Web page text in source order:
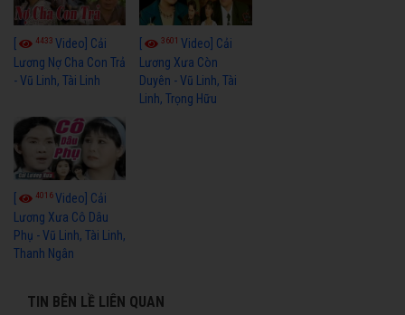
4433 Video] Cải
Lương Nợ Cha Con Trả
- Vũ Linh, Tài Linh
3601Video] Cải
Lương Xưa Còn
Duyên - Vũ Linh, Tài
Linh, Trọng Hữu
[ 4016Video] Cải
Lương Xưa Cô Dâu
Phụ - Vũ Linh, Tài Linh,
Thanh Ngân
TIN BÊN LỀ LIÊN QUAN